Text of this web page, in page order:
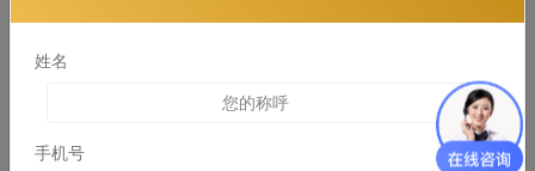
姓名
手机号